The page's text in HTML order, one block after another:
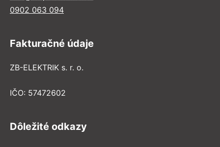
0902 063 094
Fakturačné údaje
ZB-ELEKTRIK s. r. o.
IČO: 57472602
Dôležité odkazy